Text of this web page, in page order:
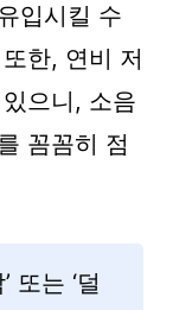
입시킬 수
한, 연비 저
으니, 소음
꼼꼼히 점
또는 ‘덜